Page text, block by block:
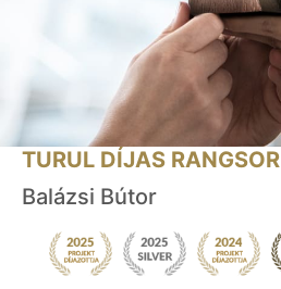
TURUL DÍJAS RANGSOR
Balázsi Bútor